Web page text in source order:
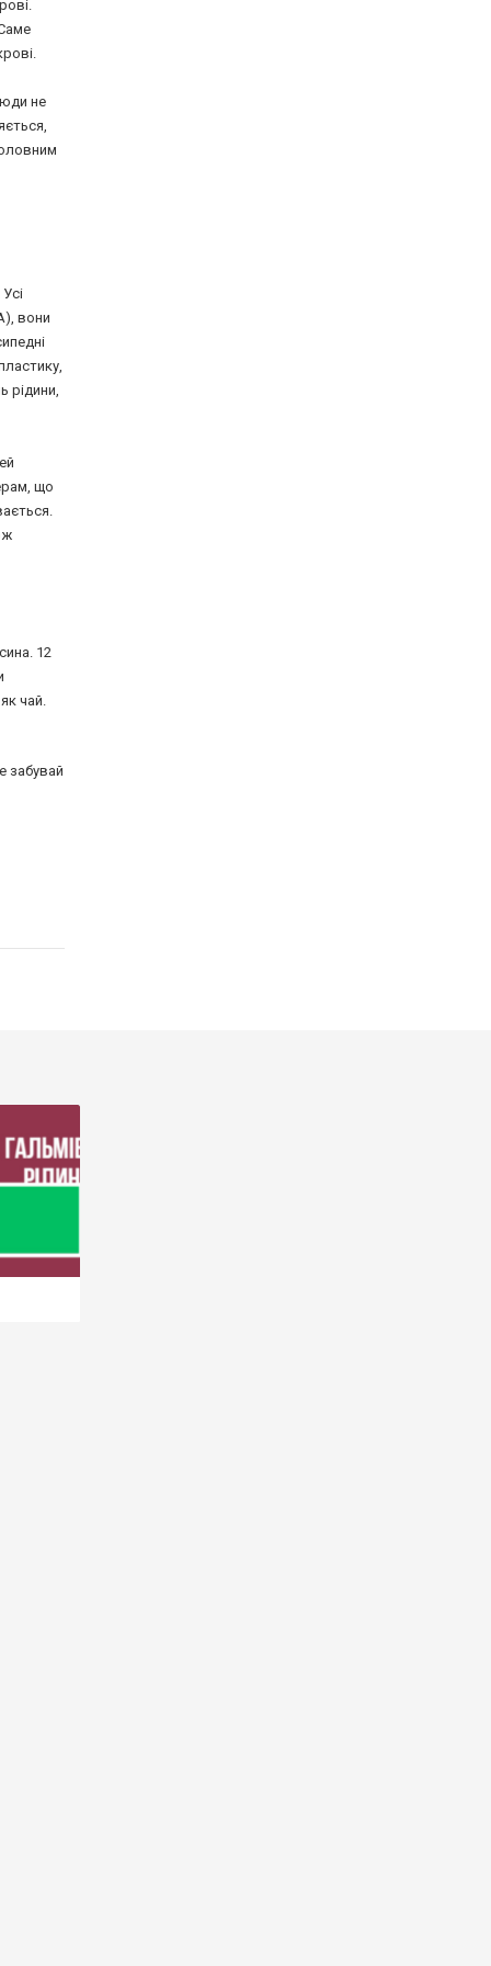
не
вони
рідини,
що
12
чай.
забувай